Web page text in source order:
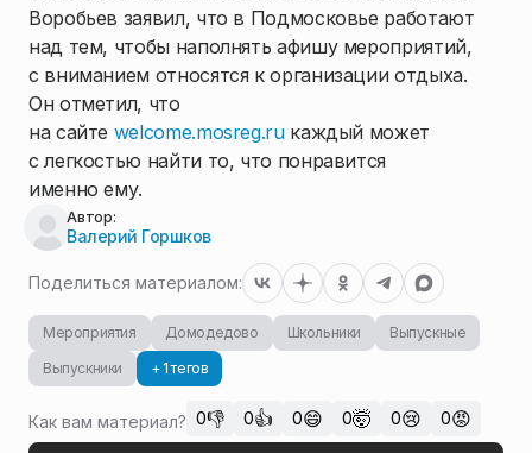
Воробьев заявил, что в Подмосковье работают
над тем, чтобы наполнять афишу мероприятий,
с вниманием относятся к организации отдыха.
Он отметил, что
на сайте welcome.mosreg.ruкаждый может
с легкостью найти то, что понравится
именно ему.
Автор:
Валерий Горшков
Поделиться материалом:
Мероприятия Домодедово Школьники
Выпускные
Выпускники
+ 1 тегов
Как вам материал? 0👎 0👍 0😄 0🤯 0😢 0😡